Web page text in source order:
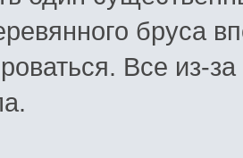
бруса
Все из-за